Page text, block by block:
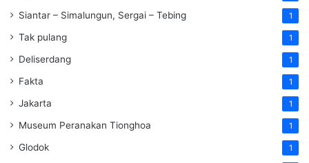
Siantar – Simalungun, Sergai – Tebing 1
Tak pulang 1
Deliserdang 1
Fakta 1
Jakarta 1
Museum Peranakan Tionghoa 1
Glodok 1